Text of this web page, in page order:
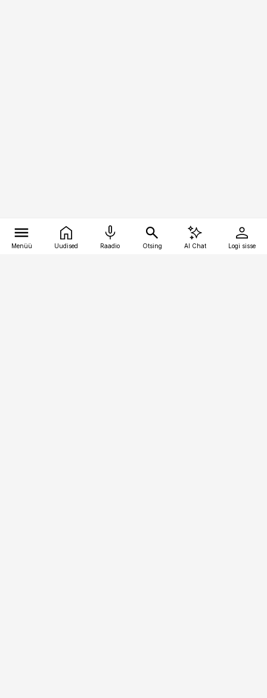
Menüü Uudised Raadio Otsing AI Chat Logi sisse